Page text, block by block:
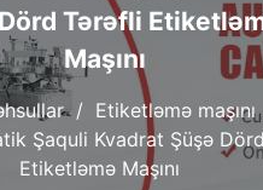
Tərəfli
Maşını
Etiketləmə maşını
Şaquli Kvadrat Şüşə
Etiketləmə Maşını